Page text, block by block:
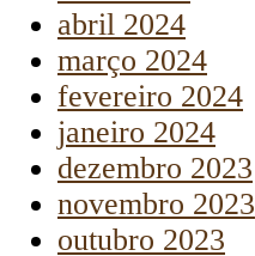
abril 2024
março 2024
fevereiro 2024
janeiro 2024
dezembro 2023
novembro 2023
outubro 2023